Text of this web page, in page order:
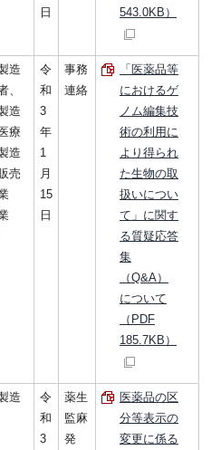
日
543.0KB）
造
、
造
療
造
売
令
和
3
年
1
月
15
日
事務
連絡
「医薬品等
におけるゲ
ノム編集技
術の利用に
より得られ
た生物の取
扱いについ
て」に関す
る質疑応答
集
（Q&A）
について
（PDF
185.7KB）
造
令
和
3
薬生
監麻
発
医薬品の区
分等表示の
変更に係る